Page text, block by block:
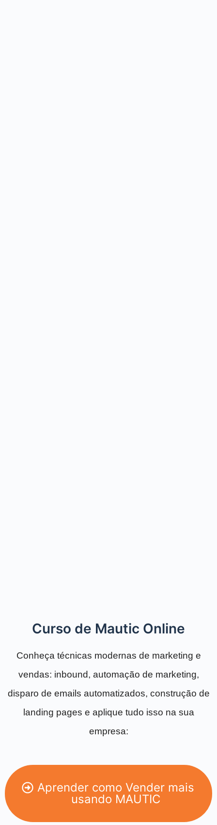
Curso de Mautic Online
Conheça técnicas modernas de marketing e
vendas: inbound, automação de marketing,
disparo de emails automatizados, construção de
landing pages e aplique tudo isso na sua
empresa:
Aprender como Vender mais
usando MAUTIC